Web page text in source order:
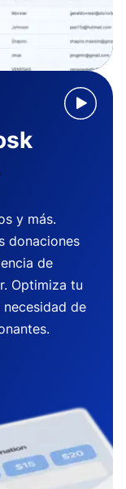
y más.
donaciones
de
Optimiza tu
de